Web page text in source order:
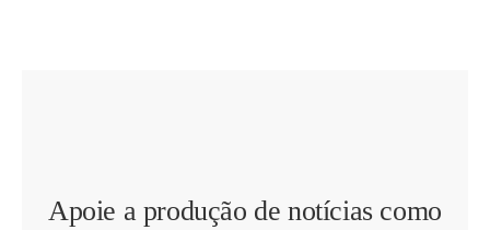
Apoie a produção de notícias como